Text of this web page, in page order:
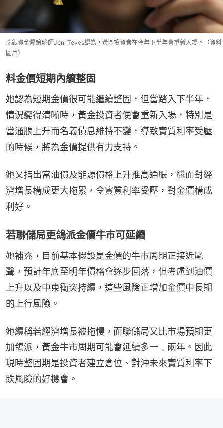
瑞銀貴金屬策略師Joni Teves認為，黃金投資者在今年下半年會重新入場。（資料
圖片）
料金價短期內續整固
她認為短期金價很可能繼續整固，但當踏入下半年，
情況變得清晰時，黃金投資者便會重新入場，特別是
當通脹上升而名義債息維持不變，導致實質利率受壓
的時候，將為金價提供有力支持。
她又指出當油價及能源價格上升推高通脹，繼而對經
濟增長構成更大拖累，令實質利率受壓，對金價構成
利好。
若聯儲局更鴿派金價牛市可延續
她補充，目前基本假設是金價的牛市周期正接近尾
聲，預計年底至明年價格會逐步回落，但考慮到油價
上升以及中東衝突持續，這些風險正增加金價中長期
的上行風險。
她續稱若經濟增長被拖慢，而聯儲局又比市場預期更
加鴿派，黃金牛市周期可能會延續多一﹑兩年。因此
現時整固期是投資者建立倉位、對沖未來實質利率下
跌風險的好機會。